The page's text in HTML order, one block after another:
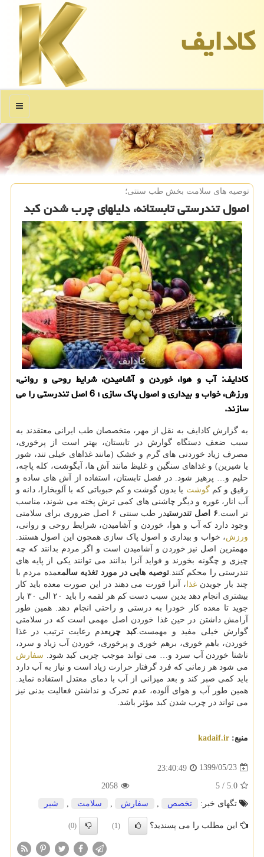
كادایف
منو
توصیه های سلامت بخش طب سنتی؛
اصول تندرستی تابستانه، دلیلهای چرب شدن كبد
كادایف: آب و هوا، خوردن و آشامیدن، شرایط روحی و روانی،
ورزش، خواب و بیداری و اصول پاك سازی ؛ 6 اصل تندرستی را می
سازند.
به گزارش کادایف به نقل از مهر، متخصصان طب ایرانی معتقدند به
سبب ضعف دستگاه گوارش در تابستان، بهتر است از پرخوری،
مصرف زیاد خوردنی های گرم و خشک (مانند غذاهای خیلی تند، شور
یا شیرین) و غذاهای سنگین و غلیظ مانند آش ها، آبگوشت، کله پاچه،
حلیم و… پرهیز شود. در فصل تابستان، استفاده از آش های ساده و
رقیق و کمگوشت یا بدون گوشت و کم حبوباتی که با آلوبخارا، دانه و
آب انار، غوره و دیگر چاشنی های کمی ترش پخته می شوند، مناسب
تر است.۶ اصل تندرستی
در طب سنتی ۶ اصل ضروری برای سلامتی
وجود دارد که آب و هوا، خوردن و آشامیدن، شرایط روحی و روانی،
ورزش، خواب و بیداری و اصول پاک سازی همچون این اصول هستند.
مهمترین اصل نیز خوردن و آشامیدن است و اگر مردم بدانند که چه
چیزی و چگونه بخورند و فواید آنرا بدانند می توانند یکی از پایه های
تندرستی را محکم کنند.توصیه هایی در مورد تغذیه سالمعمده مردم با
چند بار جویدن غذا ، آنرا قورت می دهند در این صورت معده باید کار
بیشتری انجام دهد بدین سبب دست کم هر لقمه را باید ۲۰ الی ۳۰ بار
جوید تا معده کار خودرا به درستی و راحتی انجام دهد. همین طور
آرامش داشتن در حین غذا خوردن اصل مهمی است که در سلامتی
گوارش خیلی مفید و مهمست.کبد چربعدم رعایت ترتیب در غذا
خوردن، باهم خوری، برهم خوری و پرخوری، خوردن آب زیاد و سرد،
ناشنا خوردن آب سرد و… می تواند موجب چربی کبد شود. سفارش
می شود هر زمانی که فرد گرفتار حرارت زیاد است و نیاز به آب دارد
باید کمی صبر کند و بعد میزانی از آب با دمای معتدل استفاده نماید.
همین طور آب و هوای آلوده، عدم تحرک و نداشتن فعالیت بدنی نیز
می تواند در چرب شدن کبد مؤثر باشد.
منبع: kadaif.ir
1399/05/23
23:40:49
5.0
/
5
2058
تگهای خبر:
تخصص سفارش سلامت شیر
این مطلب را می پسندید؟ (1)
(0)